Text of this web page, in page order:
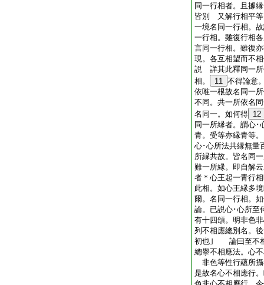
同一行相者。且據
皆別 又解行相平等
一境名同一行相。
一行相。雖復行相
言同一行相。雖復
現。各互相望而不
説 詳其此釋同一所
相。
11 不得論意
依唯一根故名同一
不同。共一所依名
名同一。如何得 12
同一所縁者。謂心･
青。受等亦縁青等
心･心所法共縁無量
所縁共故。皆名同
難一所縁。即自解
者＊心王起一青行
此相。如心王縁多
爾。名同一行相。
論。已説心･心所至
有十四頌。明非色
列不相應總別名。
初也｣ 論曰至不
總擧不相應法。心
非色等性行蘊所
是故名心不相應行